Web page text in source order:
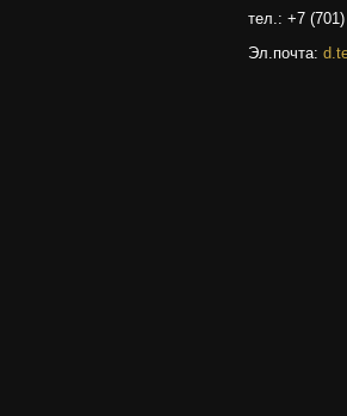
тел.: +7
Эл.почта: